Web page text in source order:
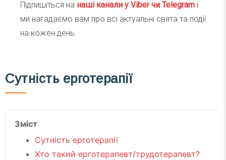
Підпишіться на наші канали у Viber чи Telegram і
ми нагадаємо вам про всі актуальні свята та події
на кожен день.
Сутність ерготерапії
Зміст
Сутність ерготерапії
Хто такий ерготерапевт/трудотерапевт?